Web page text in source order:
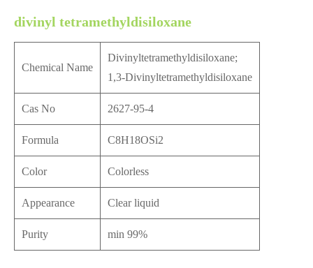
divinyl tetramethyldisiloxane
Chemical Name
Divinyltetramethyldisiloxane;
1,3-Divinyltetramethyldisiloxane
Cas No 2627-95-4
Formula C8H18OSi2
Color Colorless
Appearance Clear liquid
Purity min 99%